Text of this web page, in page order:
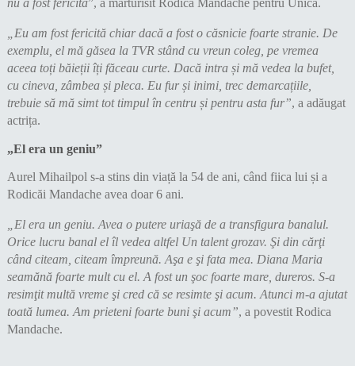
nu a fost fericită”, a mărturisit Rodica Mandache pentru Unica.
„Eu am fost fericită chiar dacă a fost o căsnicie foarte stranie. De
exemplu, el mă găsea la TVR stând cu vreun coleg, pe vremea
aceea toți băieții îți făceau curte. Dacă intra și mă vedea la bufet,
cu cineva, zâmbea și pleca. Eu fur și inimi, trec demarcațiile,
trebuie să mă simt tot timpul în centru și pentru asta fur”, a adăugat
actrița.
„El era un geniu”
Aurel Mihailpol s-a stins din viață la 54 de ani, când fiica lui și a
Rodicăi Mandache avea doar 6 ani.
„El era un geniu. Avea o putere uriaşă de a transfigura banalul.
Orice lucru banal el îl vedea altfel Un talent grozav. Şi din cărţi
când citeam, citeam împreună. Aşa e şi fata mea. Diana Maria
seamănă foarte mult cu el. A fost un şoc foarte mare, dureros. S-a
resimţit multă vreme şi cred că se resimte şi acum. Atunci m-a ajutat
toată lumea. Am prieteni foarte buni şi acum”, a povestit Rodica
Mandache.